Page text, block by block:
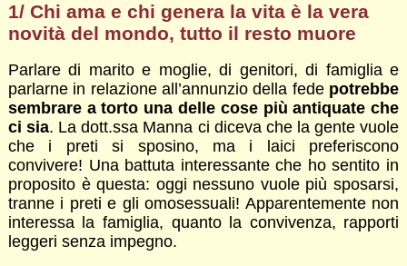
1/ Chi ama e chi genera la vita è la vera
novità del mondo, tutto il resto muore
Parlare di marito e moglie, di genitori, di famiglia e
parlarne in relazione all’annunzio della fede potrebbe
sembrare a torto una delle cose più antiquate che
ci sia. La dott.ssa Manna ci diceva che la gente vuole
che i preti si sposino, ma i laici preferiscono
convivere! Una battuta interessante che ho sentito in
proposito è questa: oggi nessuno vuole più sposarsi,
tranne i preti e gli omosessuali! Apparentemente non
interessa la famiglia, quanto la convivenza, rapporti
leggeri senza impegno.